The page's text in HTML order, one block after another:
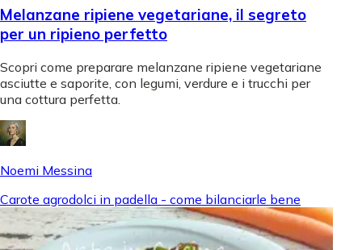
Melanzane ripiene vegetariane, il segreto
per un ripieno perfetto
Scopri come preparare melanzane ripiene vegetariane
asciutte e saporite, con legumi, verdure e i trucchi per
una cottura perfetta.
Noemi Messina
Carote agrodolci in padella - come bilanciarle bene